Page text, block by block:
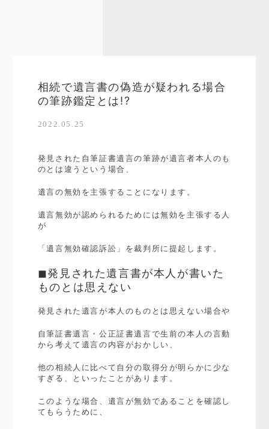
相続で遺言書の偽造が疑われる場合
の筆跡鑑定とは!?
2022.05.25
発見された自筆証書遺言の筆跡が遺言者本人のも
のとは違うという場合、
遺言の無効を主張することになります。
遺言無効が認められるためには無効を主張する人
が
「遺言無効確認訴訟」を裁判所に提起します。
◼︎発見された遺言書が本人が書いた
ものとは思えない
発見された遺言が本人のものとは思えない場合や
自筆証書遺言・公正証書遺言で生前の本人の言動
から考えて遺言の内容がおかしい、
他の相続人に比べて自分の取得分が明らかに少な
すぎる、といったことがあります。
このような場合、遺言が無効であることを確認し
てもらうために、